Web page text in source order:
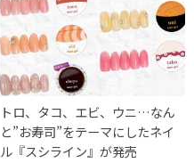
トロ、タコ、エビ、ウニ…なん
と”お寿司”をテーマにしたネイ
ル『スシライン』が発売